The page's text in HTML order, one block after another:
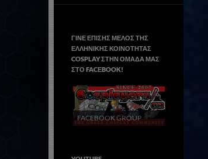
ΓΙΝΕ ΕΠΙΣΗΣ ΜΕΛΟΣ ΤΗΣ
ΕΛΛΗΝΙΚΗΣ ΚΟΙΝΟΤΗΤΑΣ
COSPLAY ΣΤΗΝ ΟΜΑΔΑ ΜΑΣ
ΣΤΟ FACΕBOOK!
FACEBOOK GROUP